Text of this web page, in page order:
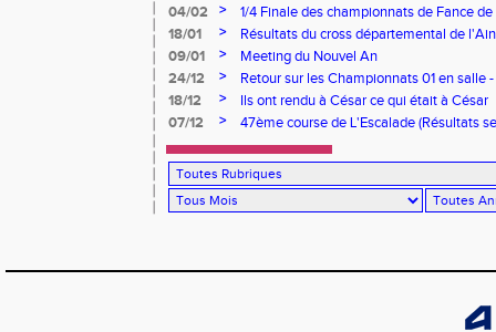
04/02
>
1/4 Finale des championnats de Fance
18/01
>
Résultats du cross départemental de
09/01
>
Meeting du Nouvel An
24/12
>
Retour sur les Championnats 01 en salle
18/12
>
Ils ont rendu à César ce qui était à César
07/12
> 47ème course de L'Escalade (Résultats